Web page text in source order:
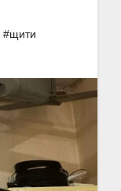
#щити